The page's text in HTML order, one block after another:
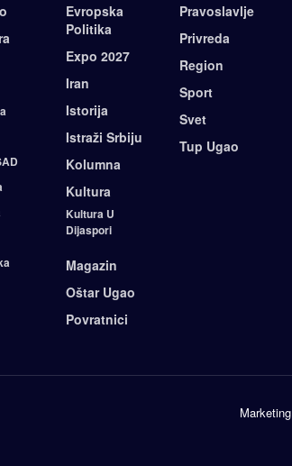
Evropska
Politika
Expo 2027
Iran
Istorija
Istraži Srbiju
Kolumna
Kultura
Kultura U
Dijaspori
Magazin
Oštar Ugao
Povratnici
Pravoslavlje
Privreda
Region
Sport
Svet
Tup Ugao
Marketing